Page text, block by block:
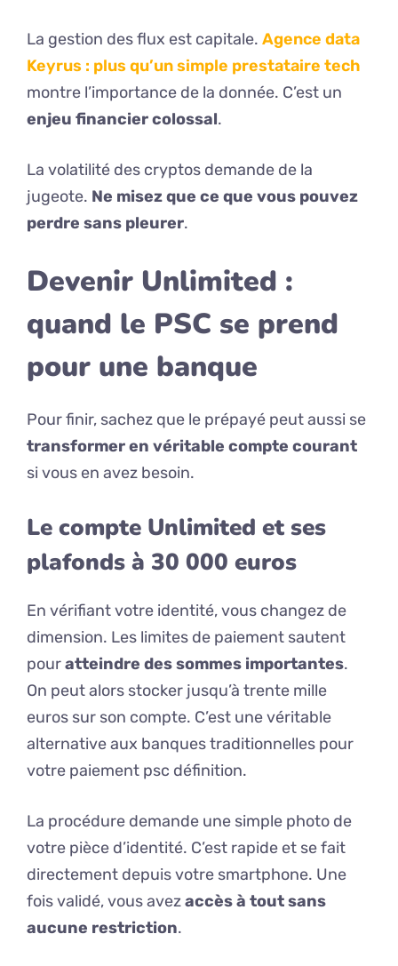
La gestion des flux est capitale. Agence data
Keyrus : plus qu’un simple prestataire tech
montre l’importance de la donnée. C’est un
enjeu financier colossal.
La volatilité des cryptos demande de la
jugeote. Ne misez que ce que vous pouvez
perdre sans pleurer.
Devenir Unlimited :
quand le PSC se prend
pour une banque
Pour finir, sachez que le prépayé peut aussi se
transformer en véritable compte courant
si vous en avez besoin.
Le compte Unlimited et ses
plafonds à 30 000 euros
En vérifiant votre identité, vous changez de
dimension. Les limites de paiement sautent
pouratteindre des sommes importantes.
On peut alors stocker jusqu’à trente mille
euros sur son compte. C’est une véritable
alternative aux banques traditionnelles pour
votre paiement psc définition.
La procédure demande une simple photo de
votre pièce d’identité. C’est rapide et se fait
directement depuis votre smartphone. Une
fois validé, vous avezaccès à tout sans
aucune restriction.